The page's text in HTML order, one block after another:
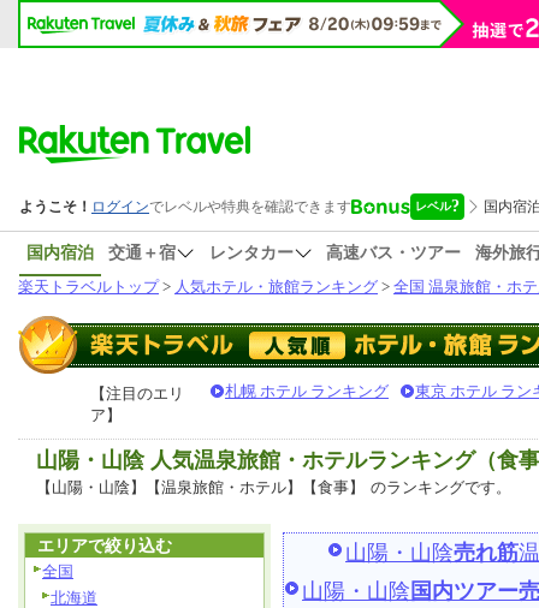
国内宿泊 交通＋宿 レンタカー 高速バス・ツアー
海外旅
楽天トラベルトップ> 人気ホテル・旅館ランキング > 全国 温泉旅館・ホ
【注目のエリ
ア】
札幌 ホテル ランキング 東京 ホテル ラン
山陽・山陰 人気温泉旅館・ホテルランキング（食
【山陽・山陰】【温泉旅館・ホテル】【食事】 のランキングです。
山陽・山陰売れ筋
山陽・山陰 国内ツアー
エリアで絞り込む
全国
北海道